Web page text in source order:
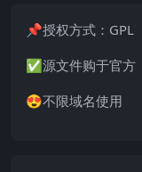
📌授权方式：
✅源文件购于官
😍不限域名使用